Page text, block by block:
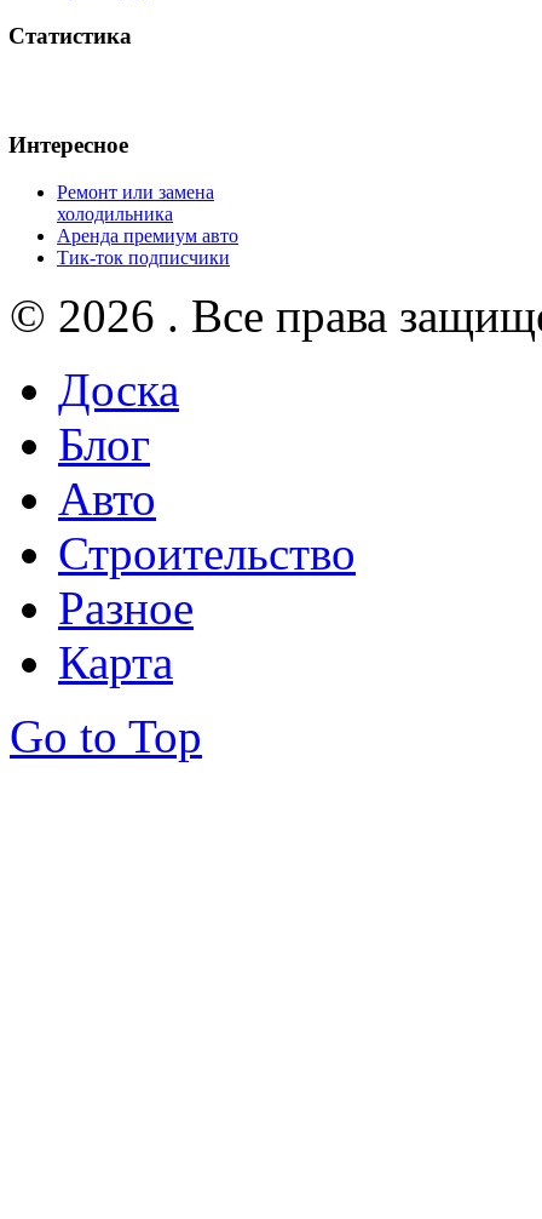
Статистика
Интересное
Ремонт или замена
холодильника
Аренда премиум авто
Тик-ток подписчики
© 2026 . Все права
Доска
Блог
Авто
Строительство
Разное
Карта
Go to Top